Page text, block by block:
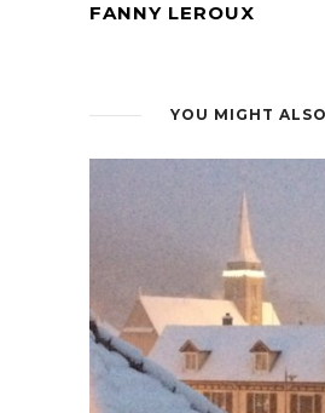
FANNY LEROUX
YOU MIGHT